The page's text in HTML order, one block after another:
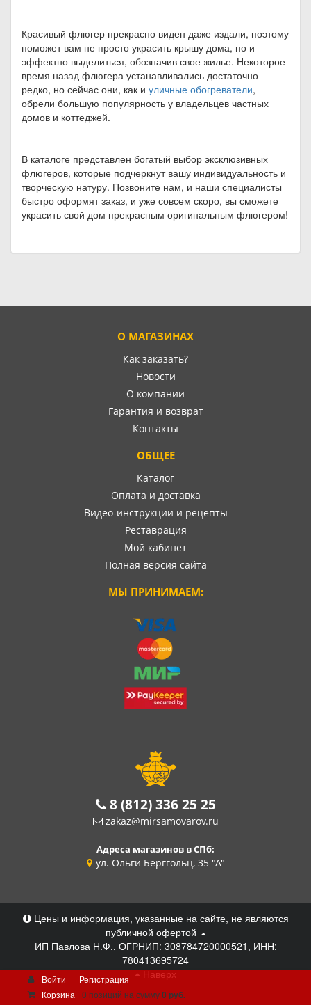
Красивый флюгер прекрасно виден даже издали, поэтому
поможет вам не просто украсить крышу дома, но и
эффектно выделиться, обозначив свое жилье. Некоторое
время назад флюгера устанавливались достаточно
редко, но сейчас они, как и уличные обогреватели,
обрели большую популярность у владельцев частных
домов и коттеджей.
В каталоге представлен богатый выбор эксклюзивных
флюгеров, которые подчеркнут вашу индивидуальность и
творческую натуру. Позвоните нам, и наши специалисты
быстро оформят заказ, и уже совсем скоро, вы сможете
украсить свой дом прекрасным оригинальным флюгером!
О МАГАЗИНАХ
Как заказать?
Новости
О компании
Гарантия и возврат
Контакты
ОБЩЕЕ
Каталог
Оплата и доставка
Видео-инструкции и рецепты
Реставрация
Мой кабинет
Полная версия сайта
МЫ ПРИНИМАЕМ:
8 (812) 336 25 25
zakaz@mirsamovarov.ru
Адреса магазинов в СПб:
ул. Ольги Берггольц, 35 "А"
Цены и информация, указанные на сайте, не являются
публичной офертой
ИП Павлова Н.Ф., ОГРНИП: 308784720000521, ИНН:
780413695724
Наверх
Войти
Регистрация
Корзина
0 позиций на сумму0 руб.